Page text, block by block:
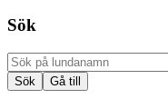
Sök